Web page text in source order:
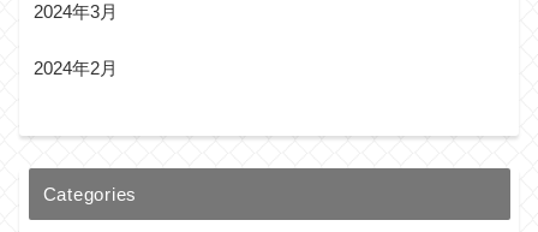
2024年3月
2024年2月
Categories